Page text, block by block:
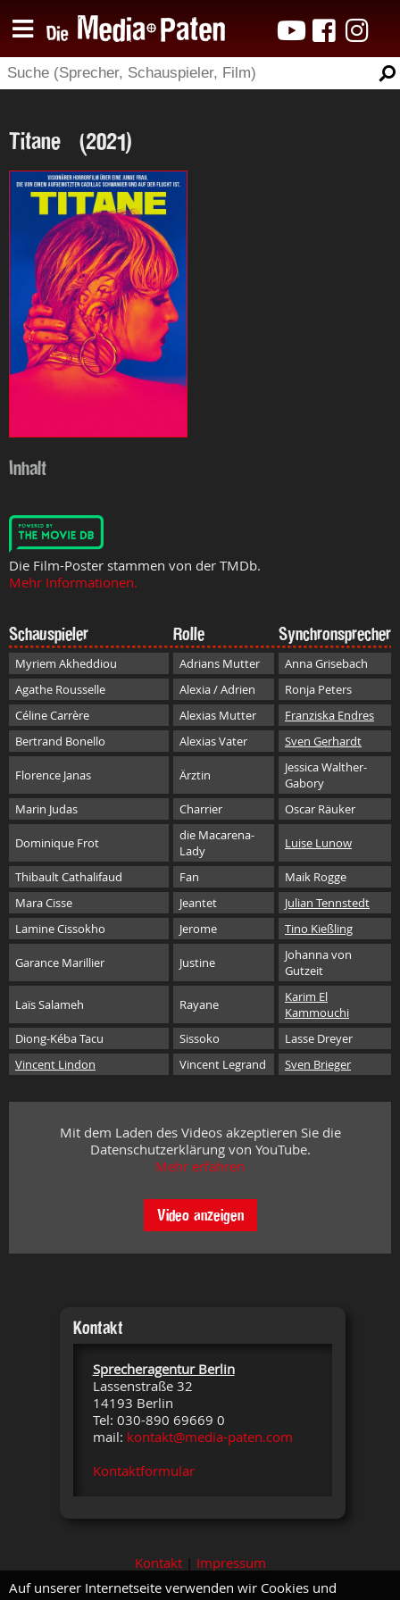
Titane (2021)
Inhalt
Die Film-Poster stammen von der TMDb.
Mehr Informationen.
Schauspieler Rolle Synchronsprecher
Myriem Akheddiou Adrians Mutter
Anna Grisebach
Agathe Rousselle
Alexia / Adrien
Ronja Peters
Céline Carrère
Alexias Mutter
Franziska Endres
Bertrand Bonello
Alexias Vater Sven Gerhardt
Florence Janas Ärztin
Jessica Walther-
Gabory
Marin Judas
Charrier Oscar Räuker
Dominique Frot
die Macarena-
Lady
Luise Lunow
Thibault Cathalifaud Fan
Maik Rogge
Mara Cisse
Jeantet
Julian Tennstedt
Lamine Cissokho
Jerome Tino Kießling
Garance Marillier Justine
Johanna von
Gutzeit
Laïs Salameh Rayane
Karim El
Kammouchi
Diong-Kéba Tacu
Sissoko
Lasse Dreyer
Vincent Lindon
Vincent Legrand Sven Brieger
Mit dem Laden des Videos akzeptieren Sie die
Datenschutzerklärung von YouTube.
Mehr erfahren
Video anzeigen
Kontakt
Sprecheragentur Berlin
Lassenstraße 32
14193 Berlin
Tel: 030-890 69669 0
mail: kontakt@media-paten.com
Kontaktformular
Kontakt| Impressum
Auf unserer Internetseite verwenden wir Cookies und